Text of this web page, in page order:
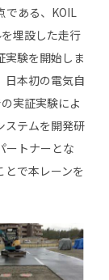
ある、 KOIL
埋設した走行
実験を開始しま
日本初の電気自
実証実験によ
ステムを開発研
ートナーとな
とで本レーンを